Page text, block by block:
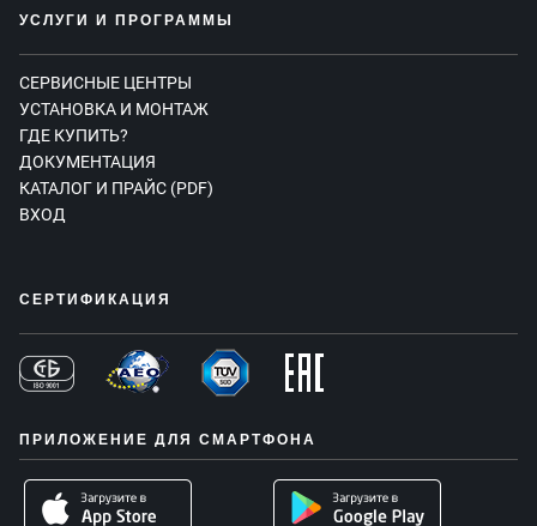
УСЛУГИ И ПРОГРАММЫ
СЕРВИСНЫЕ ЦЕНТРЫ
УСТАНОВКА И МОНТАЖ
ГДЕ КУПИТЬ?
ДОКУМЕНТАЦИЯ
КАТАЛОГ И ПРАЙС (PDF)
ВХОД
СЕРТИФИКАЦИЯ
ПРИЛОЖЕНИЕ ДЛЯ СМАРТФОНА